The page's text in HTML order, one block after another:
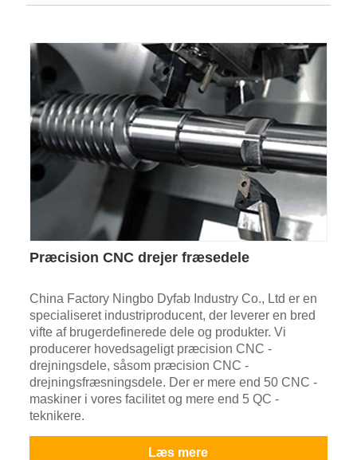
Præcision CNC drejer fræsedele
China Factory Ningbo Dyfab Industry Co., Ltd er en
specialiseret industriproducent, der leverer en bred
vifte af brugerdefinerede dele og produkter. Vi
producerer hovedsageligt præcision CNC -
drejningsdele, såsom præcision CNC -
drejningsfræsningsdele. Der er mere end 50 CNC -
maskiner i vores facilitet og mere end 5 QC -
teknikere.
Læs mere